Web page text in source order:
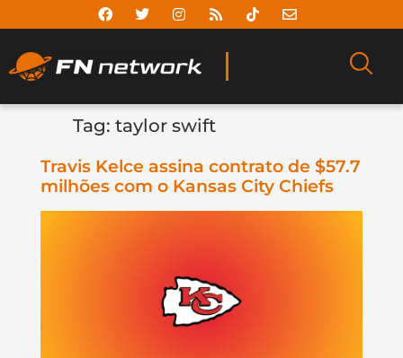
Tag: taylor swift
Travis Kelce assina contrato de $57.7
milhões com o Kansas City Chiefs